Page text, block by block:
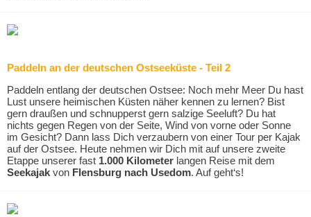
Paddeln an der deutschen Ostseeküste - Teil 2
Paddeln entlang der deutschen Ostsee: Noch mehr Meer Du hast
Lust unsere heimischen Küsten näher kennen zu lernen? Bist
gern draußen und schnupperst gern salzige Seeluft? Du hat
nichts gegen Regen von der Seite, Wind von vorne oder Sonne
im Gesicht? Dann lass Dich verzaubern von einer Tour per Kajak
auf der Ostsee. Heute nehmen wir Dich mit auf unsere zweite
Etappe unserer fast 1.000 Kilometer langen Reise mit dem
Seekajak von Flensburg nach Usedom. Auf geht‘s!